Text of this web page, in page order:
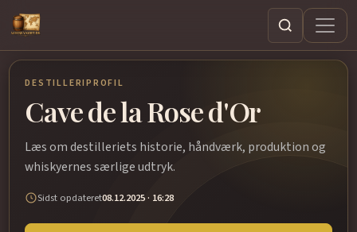
Søg
DESTILLERIPROFIL
Cave de la Rose d'Or
Læs om destilleriets historie, håndværk, produktion og
whiskyernes særlige udtryk.
Sidst opdateret08.12.2025 · 16:28